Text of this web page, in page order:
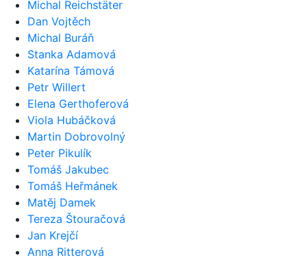
Michal Reichstäter
Dan Vojtěch
Michal Buráň
Stanka Adamová
Katarína Támová
Petr Willert
Elena Gerthoferová
Viola Hubáčková
Martin Dobrovolný
Peter Pikulík
Tomáš Jakubec
Tomáš Heřmánek
Matěj Damek
Tereza Štouračová
Jan Krejčí
Anna Ritterová